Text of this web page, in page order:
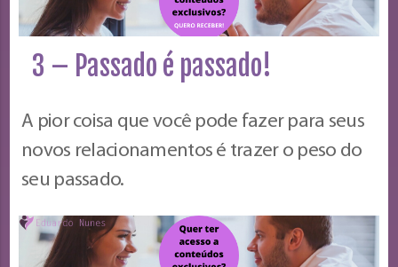
3 – Passado é passado!
A pior coisa que você pode fazer para seus
novos relacionamentos é trazer o peso do
seu passado.